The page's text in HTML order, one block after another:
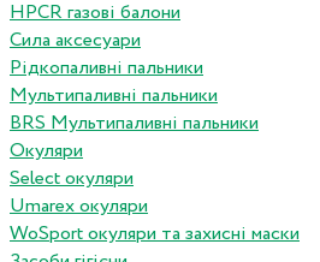
HPCR газові балони
Сила аксесуари
Рідкопаливні пальники
Мультипаливні пальники
BRS Мультипаливні пальники
Окуляри
Select окуляри
Umarex окуляри
WoSport окуляри та захисні маски